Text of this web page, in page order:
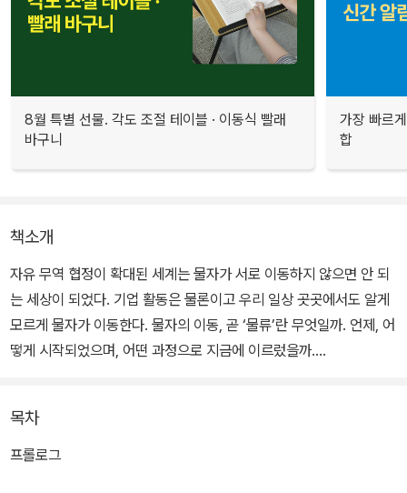
8월 특별 선물. 각도 조절 테이블 · 이동식 빨래
바구니
가장 빠르
합
책소개
자유 무역 협정이 확대된 세계는 물자가 서로 이동하지 않으면 안 되
는 세상이 되었다. 기업 활동은 물론이고 우리 일상 곳곳에서도 알게
모르게 물자가 이동한다. 물자의 이동, 곧 ‘물류’란 무엇일까. 언제, 어
떻게 시작되었으며, 어떤 과정으로 지금에 이르렀을까.
고민으로 탄생했다. 물류에 대한 이해가 부족한 거래처 임직원을 보
며 블로그에 쓰기 시작한 물류 관련 글이 어느덧 책으로 엮인 것이다.
목차
프롤로그